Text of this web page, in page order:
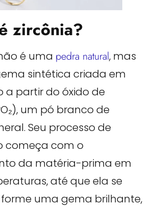
zircônia?
é uma pedra natural, mas
sintética criada em
a partir do óxido de
um pó branco de
Seu processo de
começa com o
da matéria-prima em
até que ela se
forme uma gema brilhante,